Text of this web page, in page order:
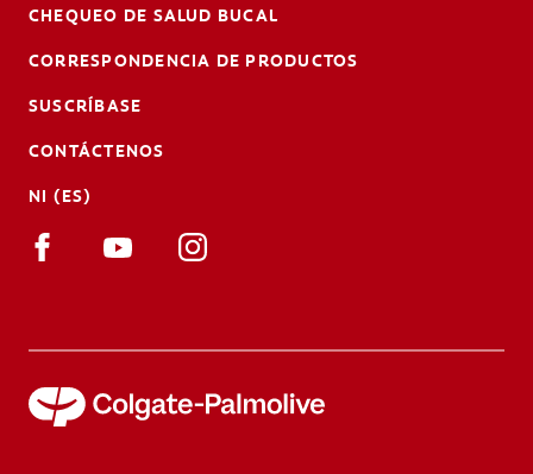
CHEQUEO DE SALUD BUCAL
CORRESPONDENCIA DE PRODUCTOS
SUSCRÍBASE
CONTÁCTENOS
NI (ES)